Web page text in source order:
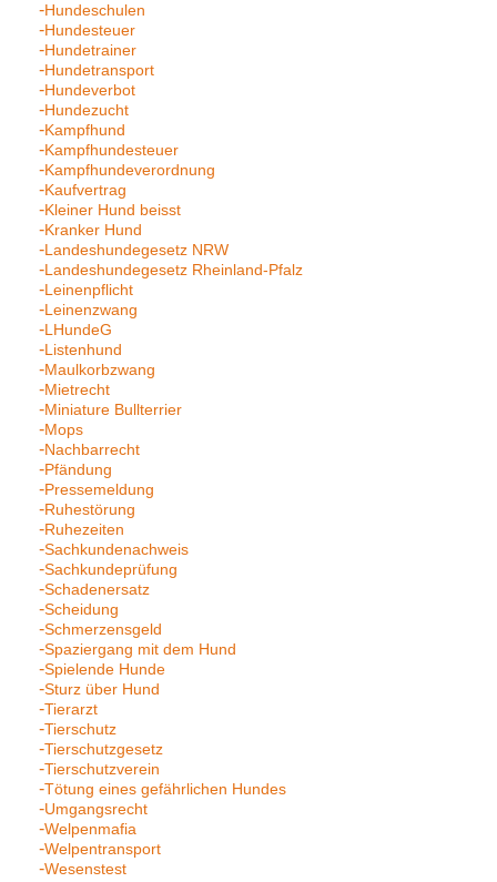
Hundeschulen
Hundesteuer
Hundetrainer
Hundetransport
Hundeverbot
Hundezucht
Kampfhund
Kampfhundesteuer
Kampfhundeverordnung
Kaufvertrag
Kleiner Hund beisst
Kranker Hund
Landeshundegesetz NRW
Landeshundegesetz Rheinland-Pfalz
Leinenpflicht
Leinenzwang
LHundeG
Listenhund
Maulkorbzwang
Mietrecht
Miniature Bullterrier
Mops
Nachbarrecht
Pfändung
Pressemeldung
Ruhestörung
Ruhezeiten
Sachkundenachweis
Sachkundeprüfung
Schadenersatz
Scheidung
Schmerzensgeld
Spaziergang mit dem Hund
Spielende Hunde
Sturz über Hund
Tierarzt
Tierschutz
Tierschutzgesetz
Tierschutzverein
Tötung eines gefährlichen Hundes
Umgangsrecht
Welpenmafia
Welpentransport
Wesenstest